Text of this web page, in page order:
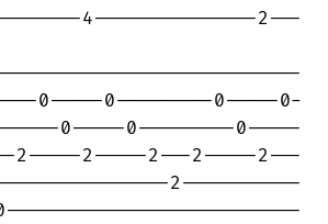
4---------------2---
0-----0---------0-----0-
0-----0---------0-----
2-----2-----2---2-----2---
2-----------